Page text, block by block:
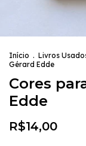
Início . Livros
Gérard Edde
Cores
Edde
R$14,00